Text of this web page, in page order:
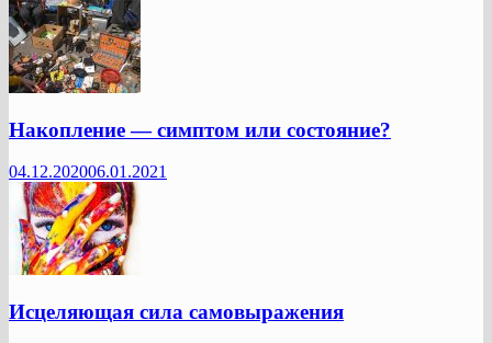
Накопление — симптом или состояние?
04.12.202006.01.2021
Исцеляющая сила самовыражения